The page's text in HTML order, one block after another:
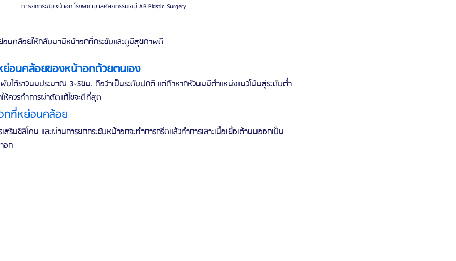
การยกกระชับหน้าอก โรงพยาบาลศัลยกรรมเอบี AB Plastic Surgery
อนคล้อยให้กลับมามีหน้าอกที่กระชับและดูมีสุขภาพดี
อนคล้อยของหน้าอกด้วยตนเอง
ใต้ราวนมประมาณ 3~5ซม. ถือว่าเป็นระดับปกติ แต่ถ้าหากหัวนมมีตำแหน่งแนวโน้มสู่ระดับต่ำ
ห้ควรทำการผ่าตัดแก้ไขจะดีที่สุด
กที่หย่อนคล้อย
ริมซิลิโคน และผ่านการยกกระชับหน้าอกจะทำการกรีดแล้วทำการเลาะเนื้อเยื่อเต้านมออกเป็น
อก